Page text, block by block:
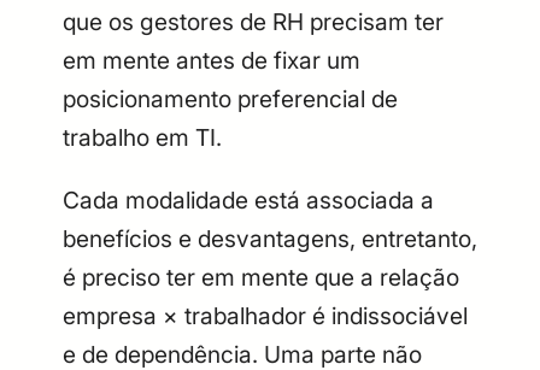
que os gestores de RH precisam ter
em mente antes de fixar um
posicionamento preferencial de
trabalho em TI.
Cada modalidade está associada a
benefícios e desvantagens, entretanto,
é preciso ter em mente que a relação
empresa × trabalhador é indissociável
e de dependência. Uma parte não